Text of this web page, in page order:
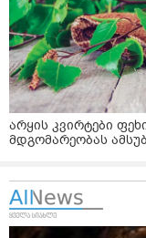
არყის კვირტები
მდგომარეობას